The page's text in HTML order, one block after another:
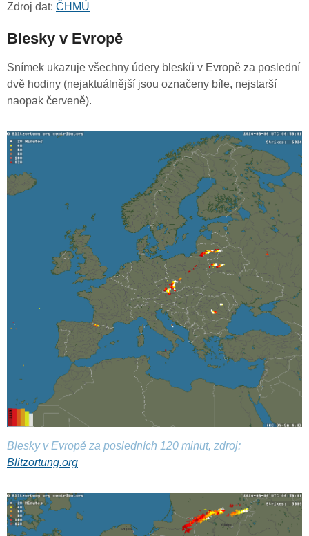
Zdroj dat: ČHMÚ
Blesky v Evropě
Snímek ukazuje všechny údery blesků v Evropě za poslední
dvě hodiny (nejaktuálnější jsou označeny bíle, nejstarší
naopak červeně).
Blesky v Evropě za posledních 120 minut, zdroj:
Blitzortung.org